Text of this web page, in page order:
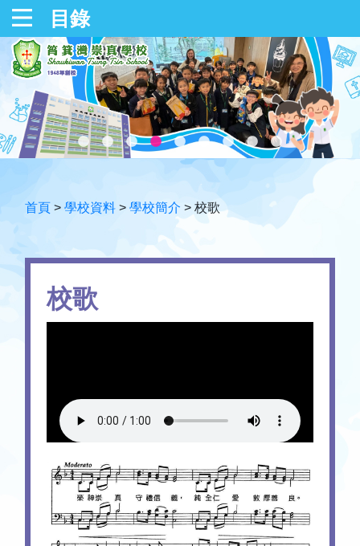
目錄
首頁 > 學校資料 > 學校簡介 > 校歌
校歌